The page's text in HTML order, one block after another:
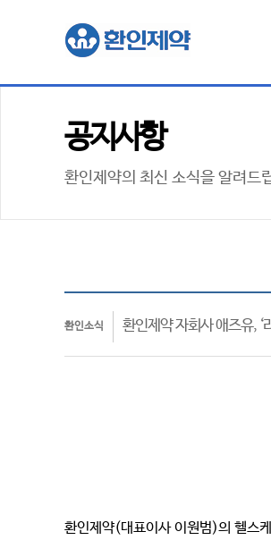
공지사항
환인제약의 최신 소식을 알려드
환인소식 환인제약 자회사 애즈유, ‘
환인제약(대표이사 이원범)의 헬스